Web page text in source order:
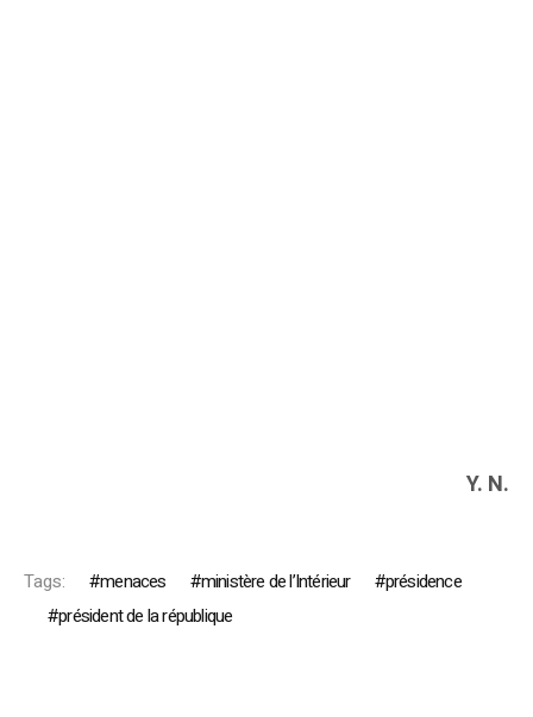
Y. N.
Tags: menaces ministère de l’Intérieur
présidence
président de la république